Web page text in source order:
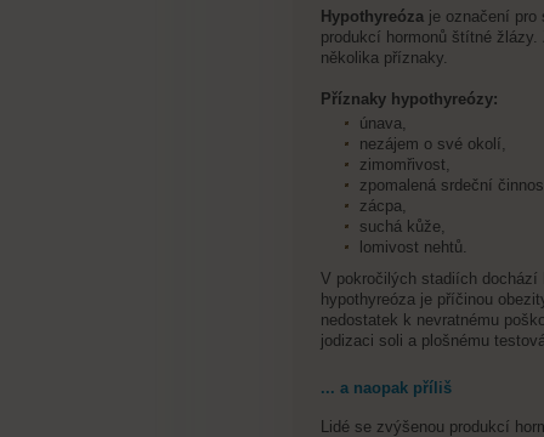
Hypothyreóza je označení pro
produkcí hormonů štítné
několika příznaky.
Příznaky hypothyreózy:
únava,
nezájem o své okolí,
zimomřivost,
zpomalená srdeční
zácpa,
suchá kůže,
lomivost nehtů.
V pokročilých stadiích dochází
hypothyreóza je příčinou
nedostatek k nevratnému
jodizaci soli a plošnému
... a naopak příliš
Lidé se zvýšenou produkcí